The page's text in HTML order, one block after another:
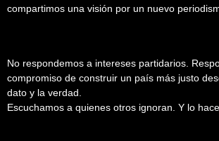
compartimos una visión por un nuevo
No respondemos a intereses partidarios.
compromiso de construir un país más justo
dato y la verdad.
Escuchamos a quienes otros ignoran. Y lo